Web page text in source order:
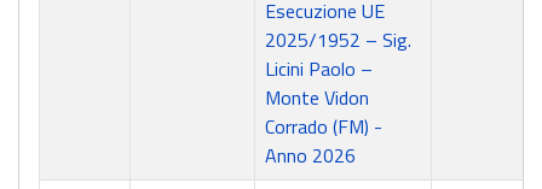
Esecuzione UE
2025/1952 – Sig.
Licini Paolo –
Monte Vidon
Corrado (FM) -
Anno 2026